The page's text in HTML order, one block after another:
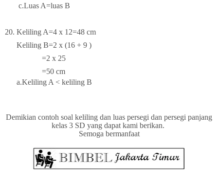
c.Luas A=luas B
20. Keliling A=4 x 12=48 cm
Keliling B=2 x (16 + 9 )
=2 x 25
=50 cm
a.Keliling A < keliling B
Demikian contoh soal keliling dan luas persegi dan persegi panjang
kelas 3 SD yang dapat kami berikan.
Semoga bermanfaat